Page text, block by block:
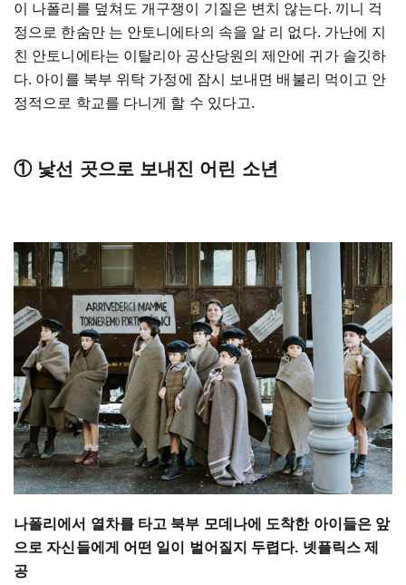
이 나폴리를 덮쳐도 개구쟁이 기질은 변치 않는다. 끼니 걱
정으로 한숨만 는 안토니에타의 속을 알 리 없다. 가난에 지
친 안토니에타는 이탈리아 공산당원의 제안에 귀가 솔깃하
다. 아이를 북부 위탁 가정에 잠시 보내면 배불리 먹이고 안
정적으로 학교를 다니게 할 수 있다고.
① 낯선 곳으로 보내진 어린 소년
나폴리에서 열차를 타고 북부 모데나에 도착한 아이들은 앞
으로 자신들에게 어떤 일이 벌어질지 두렵다. 넷플릭스 제
공